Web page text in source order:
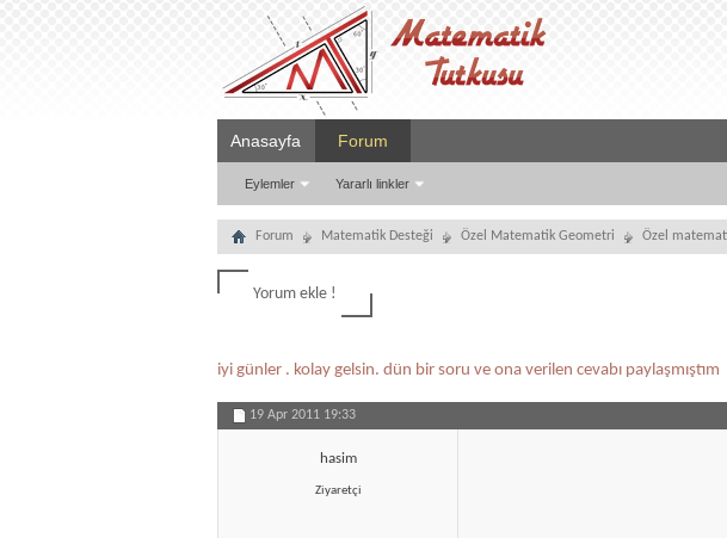
Anasayfa Forum
Eylemler Yararlı linkler
Forum Matematik Desteği Özel Matematik Geometri Özel
Yorum ekle !
iyi günler . kolay gelsin. dün bir soru ve ona verilen cevabı paylaşmıştım
19 Apr 2011 19:33
hasim
Ziyaretçi